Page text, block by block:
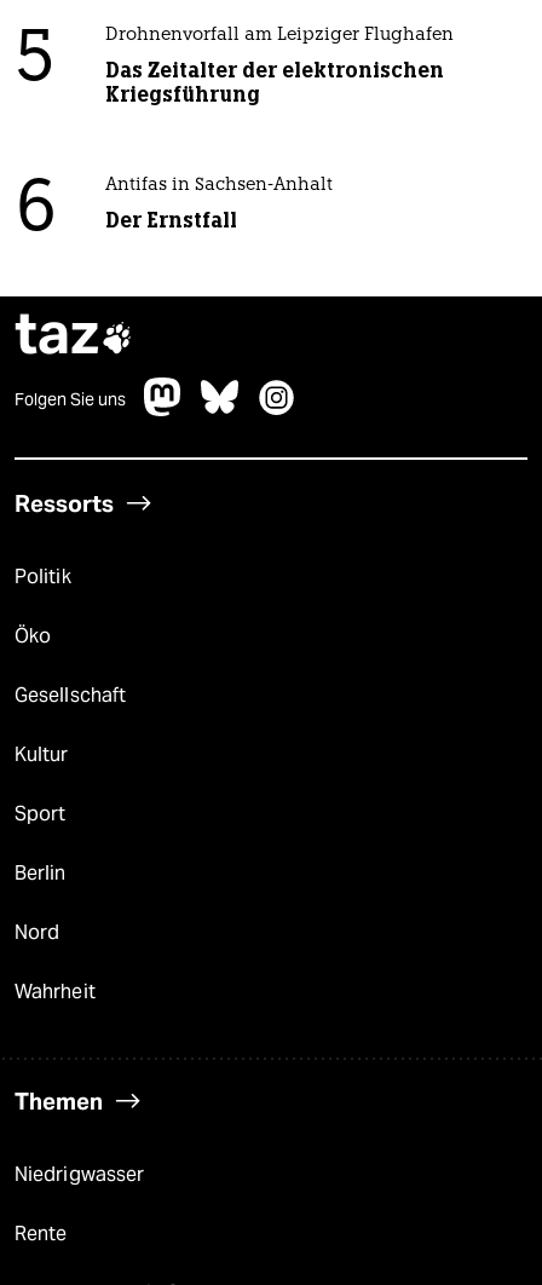
5 Drohnenvorfall am Leipziger Flughafen
Das Zeitalter der elektronischen
Kriegsführung
6 Antifas in Sachsen-Anhalt
Der Ernstfall
taz
Folgen Sie uns
Ressorts
Politik
Öko
Gesellschaft
Kultur
Sport
Berlin
Nord
Wahrheit
Themen
Niedrigwasser
Rente